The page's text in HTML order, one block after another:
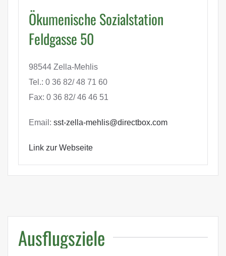
Ökumenische Sozialstation
Feldgasse 50
98544 Zella-Mehlis
Tel.: 0 36 82/ 48 71 60
Fax: 0 36 82/ 46 46 51
Email: sst-zella-mehlis@directbox.com
Link zur Webseite
Ausflugsziele